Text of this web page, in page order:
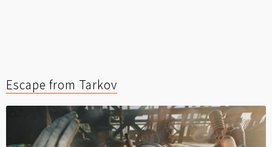
Escape from Tarkov